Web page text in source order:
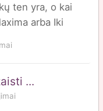
ten yra, o kai
arba Iki
...